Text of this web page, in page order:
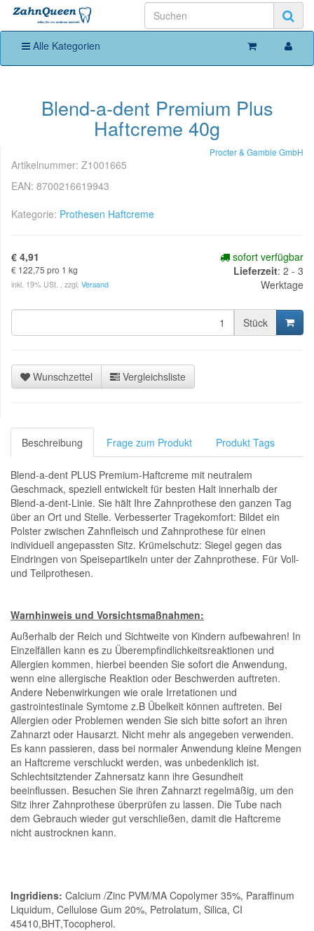
Alle Kategorien
Blend-a-dent Premium Plus
Haftcreme 40g
Procter & Gamble GmbH
Artikelnummer: Z1001665
EAN: 8700216619943
Kategorie: Prothesen Haftcreme
€ 4,91
€ 122,75 pro 1 kg
inkl. 19% USt. , zzgl. Versand
sofort verfügbar
Lieferzeit: 2 - 3
Werktage
Stück
Wunschzettel Vergleichsliste
Beschreibung Frage zum Produkt Produkt Tags
Blend-a-dent PLUS Premium-Haftcreme mit neutralem
Geschmack, speziell entwickelt für besten Halt innerhalb der
Blend-a-dent-Linie. Sie hält Ihre Zahnprothese den ganzen Tag
über an Ort und Stelle. Verbesserter Tragekomfort: Bildet ein
Polster zwischen Zahnfleisch und Zahnprothese für einen
individuell angepassten Sitz. Krümelschutz: Siegel gegen das
Eindringen von Speisepartikeln unter der Zahnprothese. Für Voll-
und Teilprothesen.
Warnhinweis und Vorsichtsmaßnahmen:
Außerhalb der Reich und Sichtweite von Kindern aufbewahren! In
Einzelfällen kann es zu Überempfindlichkeitsreaktionen und
Allergien kommen, hierbei beenden Sie sofort die Anwendung,
wenn eine allergische Reaktion oder Beschwerden auftreten.
Andere Nebenwirkungen wie orale Irretationen und
gastrointestinale Symtome z.B Übelkeit können auftreten. Bei
Allergien oder Problemen wenden Sie sich bitte sofort an ihren
Zahnarzt oder Hausarzt. Nicht mehr als angegeben verwenden.
Es kann passieren, dass bei normaler Anwendung kleine Mengen
an Haftcreme verschluckt werden, was unbedenklich ist.
Schlechtsitztender Zahnersatz kann ihre Gesundheit
beeinflussen. Besuchen Sie ihren Zahnarzt regelmäßig, um den
Sitz ihrer Zahnprothese überprüfen zu lassen. Die Tube nach
dem Gebrauch wieder gut verschließen, damit die Haftcreme
nicht austrocknen kann.
Ingridiens: Calcium /Zinc PVM/MA Copolymer 35%, Paraffinum
Liquidum, Cellulose Gum 20%, Petrolatum, Silica, CI
45410,BHT,Tocopherol.